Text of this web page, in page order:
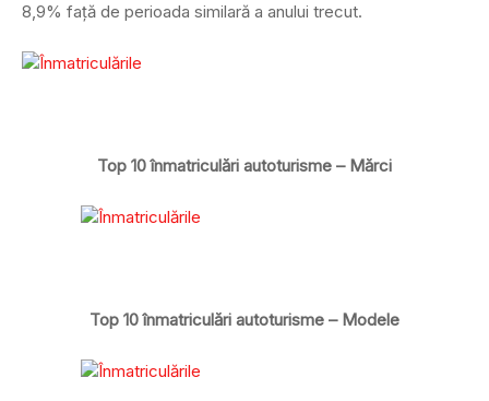
8,9% față de perioada similară a anului trecut.
Top 10 înmatriculări autoturisme – Mărci
Top 10 înmatriculări autoturisme – Modele